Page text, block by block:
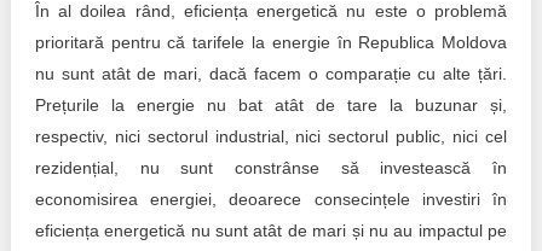
În al doilea rând, eficiența energetică nu este o problemă
prioritară pentru că tarifele la energie în Republica Moldova
nu sunt atât de mari, dacă facem o comparație cu alte țări.
Prețurile la energie nu bat atât de tare la buzunar și,
respectiv, nici sectorul industrial, nici sectorul public, nici cel
rezidențial, nu sunt constrânse să investească în
economisirea energiei, deoarece consecințele investiri în
eficiența energetică nu sunt atât de mari și nu au impactul pe